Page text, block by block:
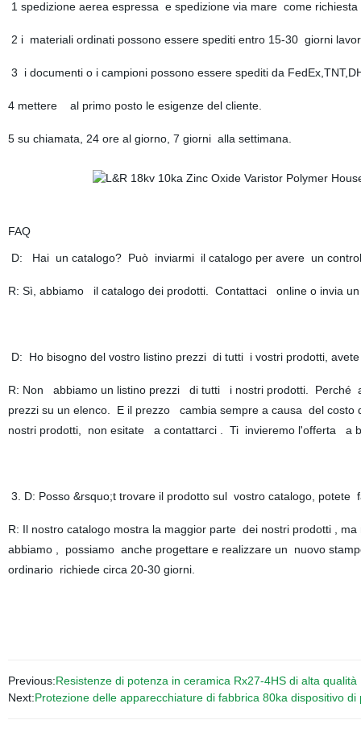
1 spedizione aerea espressa e spedizione via mare come richiesta
2 i materiali ordinati possono essere spediti entro 15-30 giorni
3 i documenti o i campioni possono essere spediti da
4 mettere al primo posto le esigenze del cliente.
5 su chiamata, 24 ore al giorno, 7 giorni alla settimana.
FAQ
D: Hai un catalogo? Può inviarmi il catalogo per avere un
R: Sì, abbiamo il catalogo dei prodotti. Contattaci online o invia
D: Ho bisogno del vostro listino prezzi di tutti i vostri prodotti,
R: Non abbiamo un listino prezzi di tutti i nostri prodotti. Perché
prezzi su un elenco. E il prezzo cambia sempre a causa del
nostri prodotti, non esitate a contattarci . Ti invieremo l'offerta a
3. D: Posso &rsquo;t trovare il prodotto sul vostro catalogo, potete
R: Il nostro catalogo mostra la maggior parte dei nostri prodotti ,
abbiamo , possiamo anche progettare e realizzare un nuovo
ordinario richiede circa 20-30 giorni.
Previous:Resistenze di potenza in ceramica Rx27-4HS di alta qualità
Next:Protezione delle apparecchiature di fabbrica 80ka dispositivo